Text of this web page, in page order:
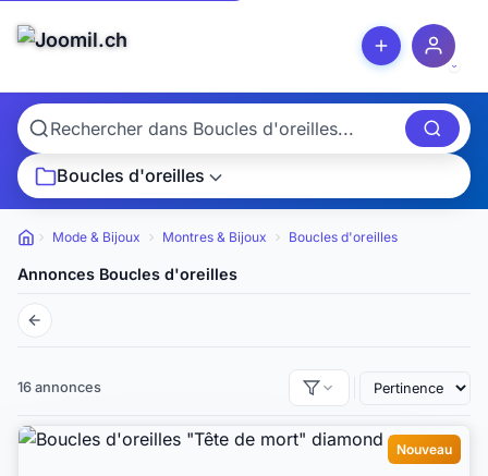
Boucles d'oreilles
Petites annonces
Mode & Bijoux Montres & Bijoux Boucles d'oreilles
Annonces Boucles d'oreilles
16 annonces
Nouveau